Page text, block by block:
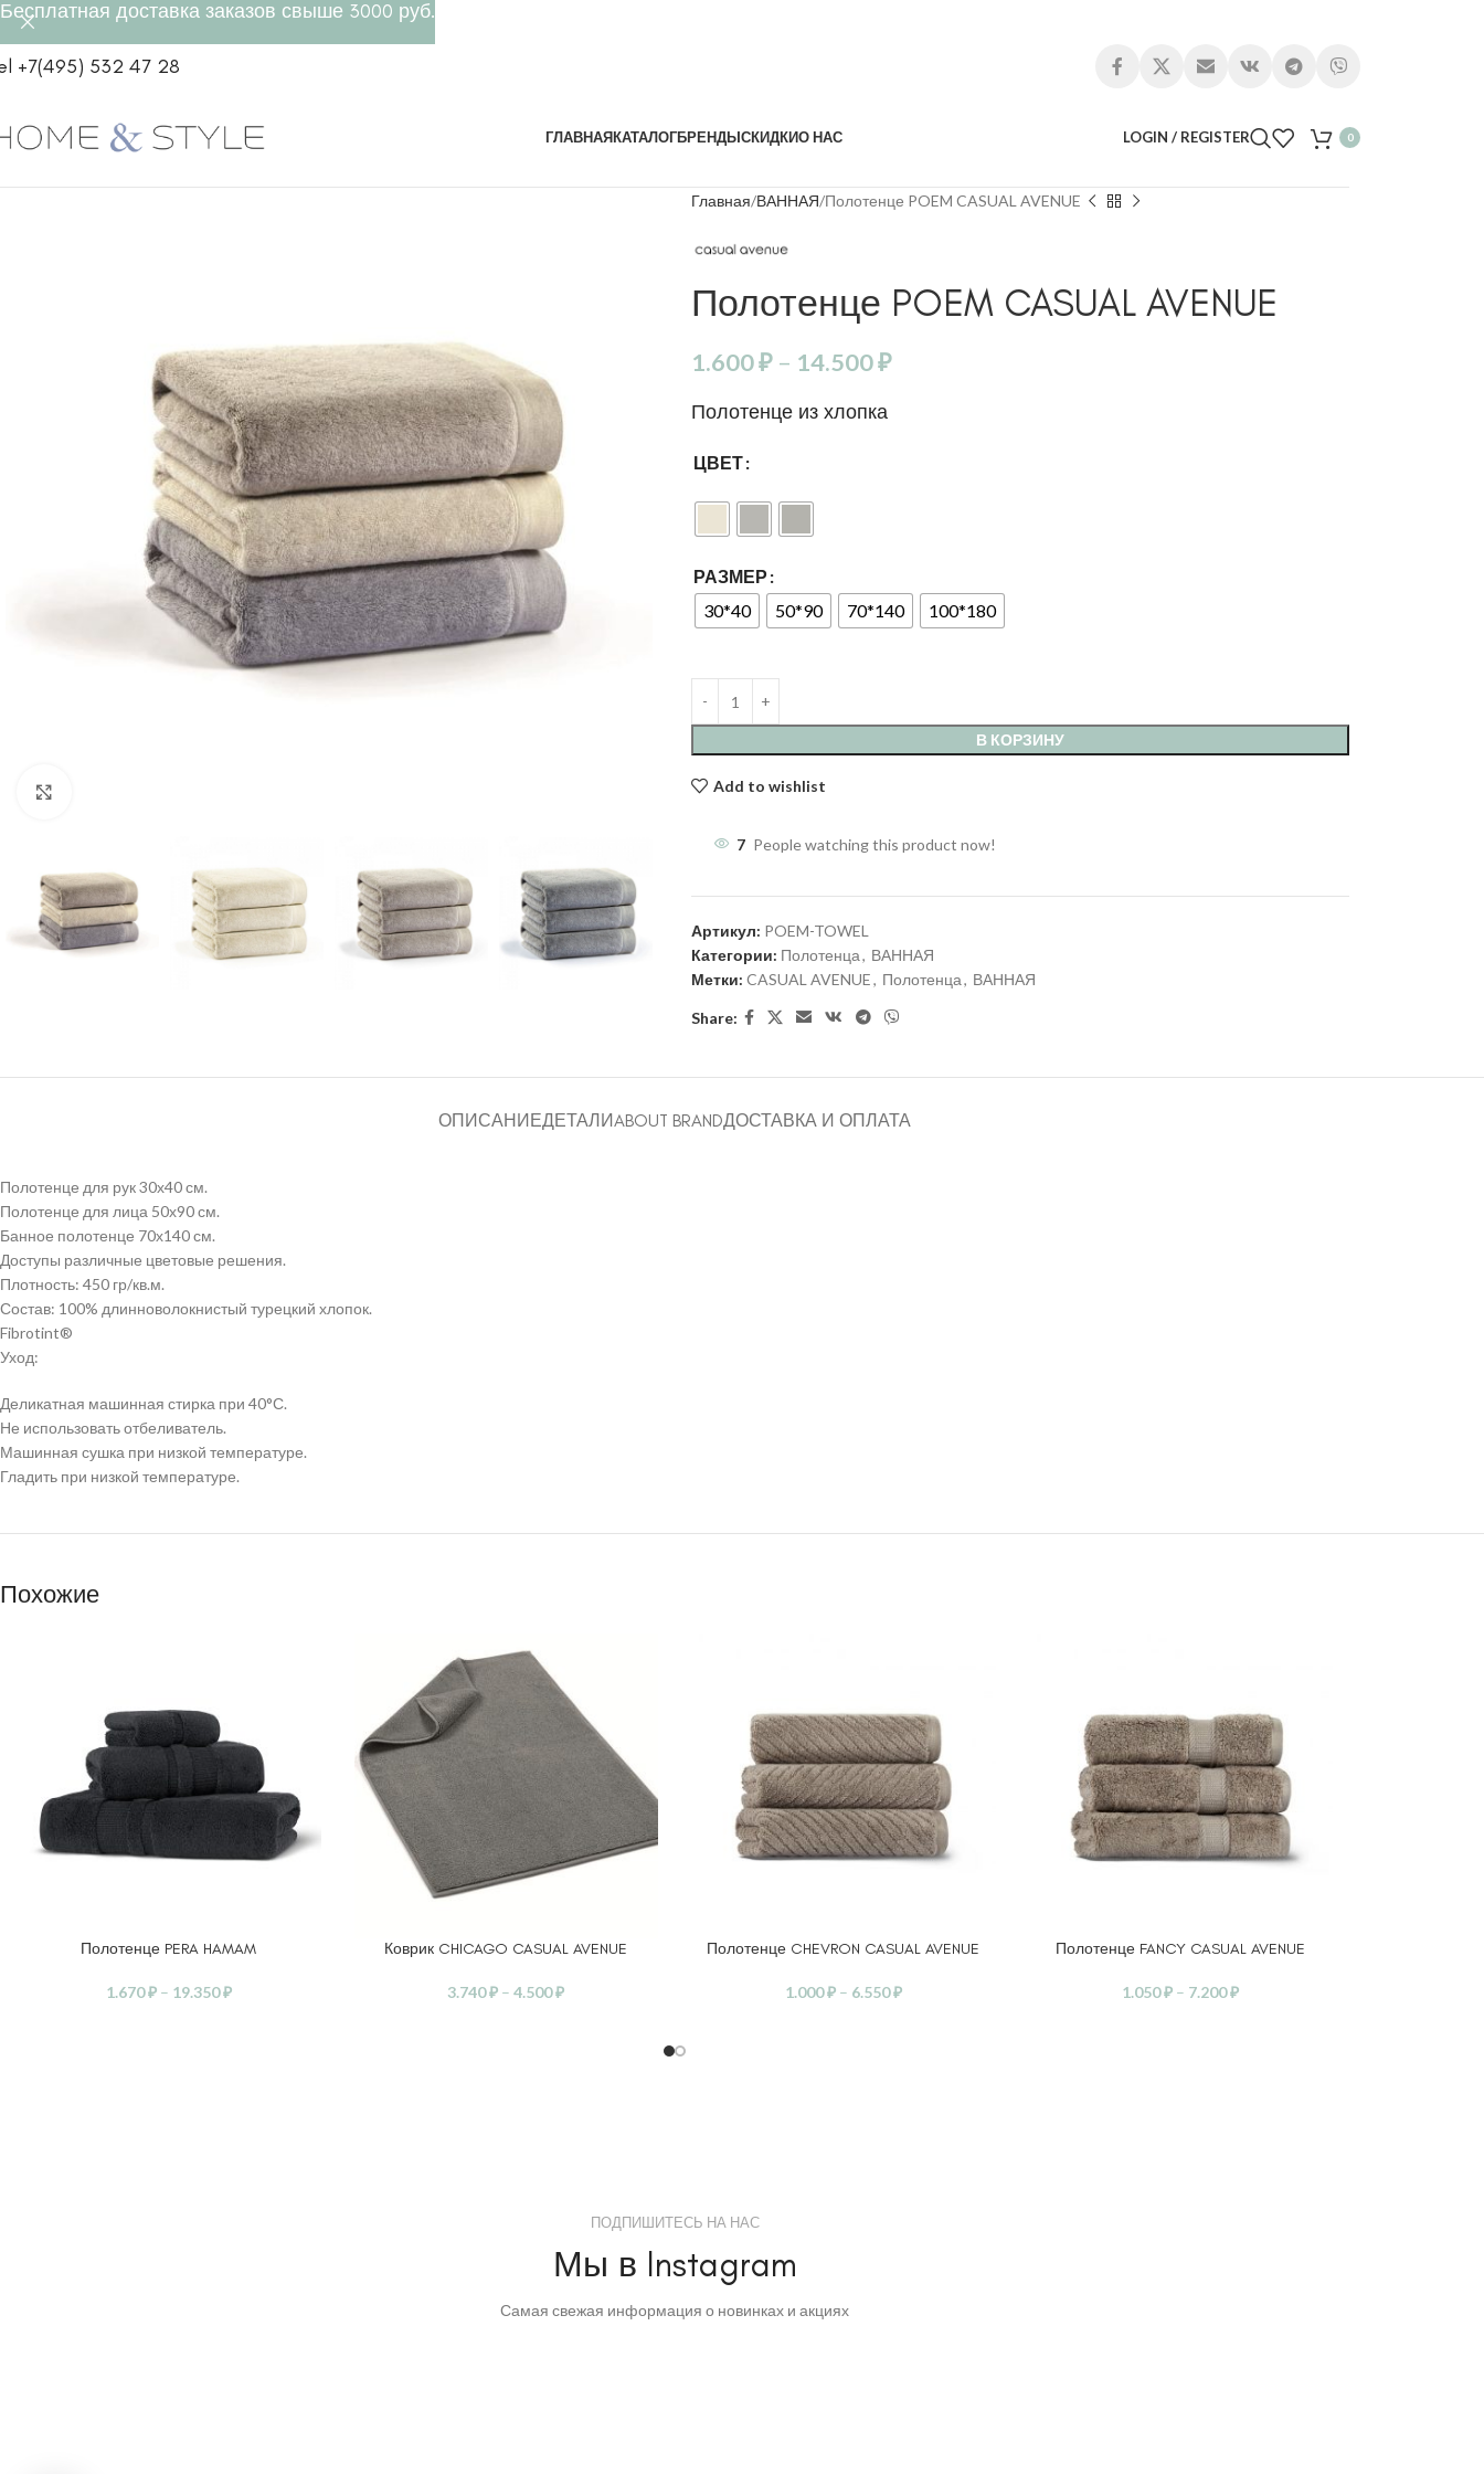
+7(495) 532 47 28
ГЛАВНАЯКАТАЛОГБРЕНДЫСКИДКИО НАС LOGIN / REGISTER 0
Главная ВАННАЯ Полотенце POEM CASUAL AVENUE
Полотенце POEM CASUAL AVENUE
1.600₽ – 14.500₽
Полотенце из хлопка
ЦВЕТ
РАЗМЕР
30*40
50*90 70*140 100*180
В КОРЗИНУ
Add to wishlist
7 People watching this product now!
Артикул: POEM-TOWEL
Категории: Полотенца, ВАННАЯ
Метки: CASUAL AVENUE, Полотенца, ВАННАЯ
Share:
ОПИСАНИЕДЕТАЛИABOUT BRANDДОСТАВКА И ОПЛАТА
Полотенце для рук 30х40 см.
Полотенце для лица 50х90 см.
Банное полотенце 70х140 см.
Доступы различные цветовые решения.
Плотность: 450 гр/кв.м.
Состав: 100% длинноволокнистый турецкий хлопок.
Fibrotint®
Уход:
Деликатная машинная стирка при 40°С.
Не использовать отбеливатель.
Машинная сушка при низкой температуре.
Гладить при низкой температуре.
Похожие
ВЫБЕРИТЕ ПАРАМЕТРЫ
Полотенце PERA HAMAM
1.670₽ – 19.350₽
ВЫБЕРИТЕ ПАРАМЕТРЫ
Коврик CHICAGO CASUAL AVENUE
3.740₽ – 4.500₽
ВЫБЕРИТЕ ПАРАМЕТРЫ
Полотенце CHEVRON CASUAL AVENUE
1.000₽ – 6.550₽
ВЫБЕРИТЕ ПАРАМЕТРЫ
Полотенце FANCY CASUAL AVENUE
1.050₽ – 7.200₽
ПОДПИШИТЕСЬ НА НАС
Мы в Instagram
Самая свежая информация о новинках и акциях
Бесплатная доставка заказов свыше 3000 руб.